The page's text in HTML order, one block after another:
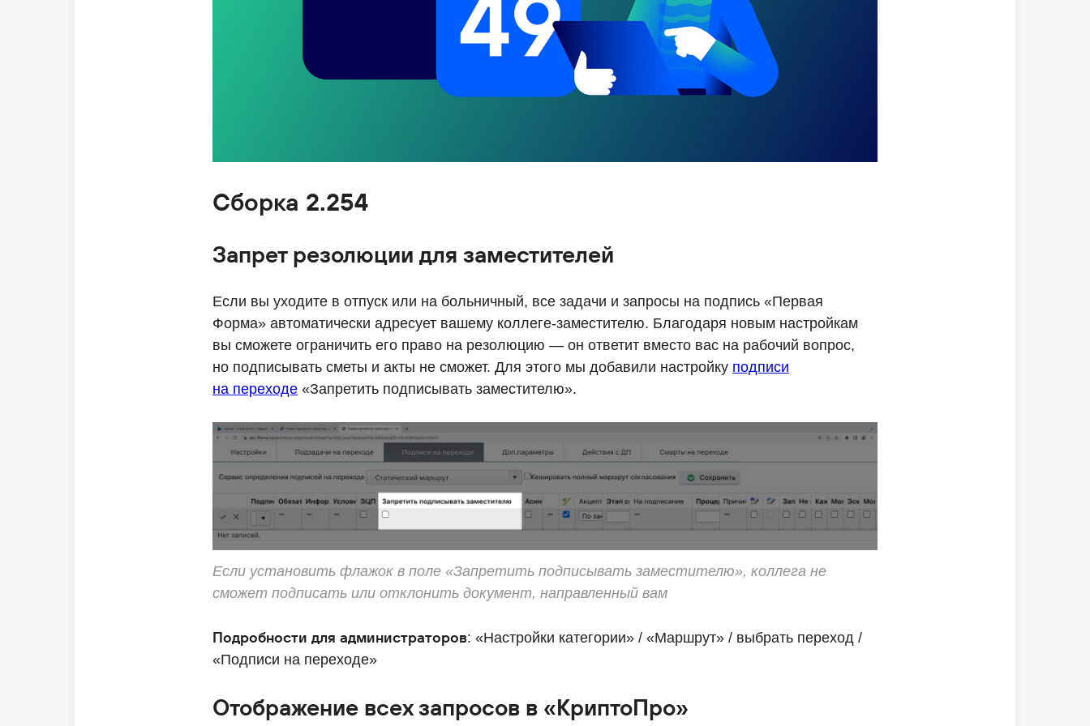
Сборка 2.254
Запрет резолюции для заместителей
Если вы уходите в отпуск или на больничный, все задачи и запросы на подпись «Первая
Форма» автоматически адресует вашему коллеге-заместителю. Благодаря новым настройкам
вы сможете ограничить его право на резолюцию — он ответит вместо вас на рабочий вопрос,
но подписывать сметы и акты не сможет. Для этого мы добавили настройку подписи
на переходе «Запретить подписывать заместителю».
Если установить флажок в поле «Запретить подписывать заместителю», коллега не
сможет подписать или отклонить документ, направленный вам
Подробности для администраторов: «Настройки категории» / «Маршрут» / выбрать переход /
«Подписи на переходе»
Отображение всех запросов в «КриптоПро»